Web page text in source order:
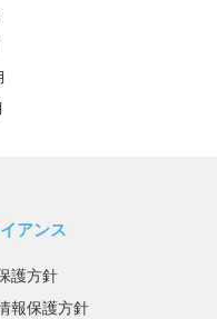
アンス
護方針
報保護方針